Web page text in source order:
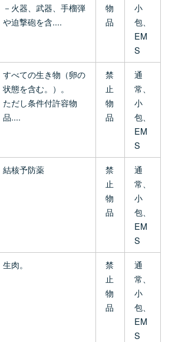
－火器、武器、手榴弾
や迫撃砲を含....
物
品
小
包、
EM
S
すべての生き物（卵の
状態を含む。）。
ただし条件付許容物
品....
禁
止
物
品
通
常、
小
包、
EM
S
結核予防薬
禁
止
物
品
通
常、
小
包、
EM
S
生肉。
禁
止
物
品
通
常、
小
包、
EM
S